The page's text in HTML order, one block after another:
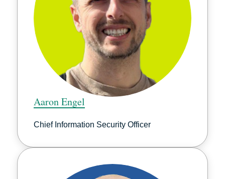
Aaron Engel
Chief Information Security Officer